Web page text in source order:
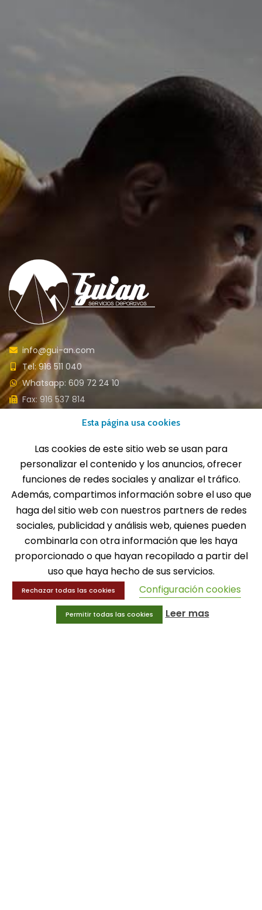
info@gui-an.com
Tel: 916 511 040
Whatsapp: 609 72 24 10
Fax: 916 537 814
SOLICITA INFORMACIÓN
MENÚ
Balones
Deportes
Educación física
Entrenamiento y educación física
MENÚ
Equipamiento deportivo
Esta página usa cookies
Las cookies de este sitio web se usan para
personalizar el contenido y los anuncios, ofrecer
funciones de redes sociales y analizar el tráfico.
Además, compartimos información sobre el uso que
haga del sitio web con nuestros partners de redes
sociales, publicidad y análisis web, quienes pueden
combinarla con otra información que les haya
proporcionado o que hayan recopilado a partir del
uso que haya hecho de sus servicios.
Rechazar todas las cookies Configuración cookies
Permitir todas las cookies Leer mas